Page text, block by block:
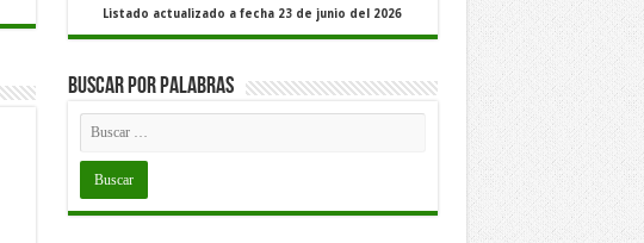
Listado actualizado a fecha 23 de junio del 2026
Buscar por palabras